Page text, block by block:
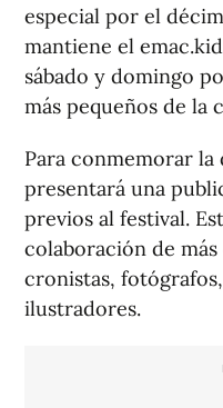
especial por el
mantiene el
sábado y domingo
más pequeños de la
Para conmemorar
presentará una
previos al festival.
colaboración de
cronistas,
ilustradores.